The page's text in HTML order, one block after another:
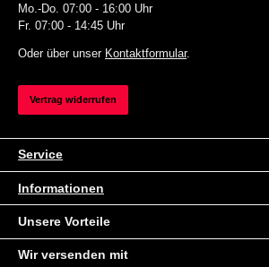
Mo.-Do. 07:00 - 16:00 Uhr
Fr. 07:00 - 14:45 Uhr
Oder über unser Kontaktformular.
Vertrag widerrufen
Service
Informationen
Unsere Vorteile
Wir versenden mit